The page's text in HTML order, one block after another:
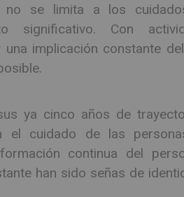
no se limita a los
significativo. Con
una implicación constante
ya cinco años de
el cuidado de las
continua del
han sido señas de